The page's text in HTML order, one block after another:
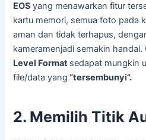
EOSyang menawarkan fitur
kartu memori, semua foto pada
aman dan tidak terhapus,
kameramenjadi semakin handal.
Level Format sedapat mungkin
file/data yang “tersembunyi”.
2. Memilih Titik